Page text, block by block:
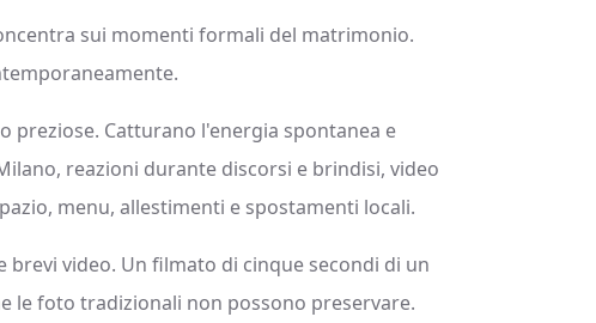
sui momenti formali del matrimonio.
preziose. Catturano l'energia spontanea e
reazioni durante discorsi e brindisi, video
menu, allestimenti e spostamenti locali.
video. Un filmato di cinque secondi di un
le foto tradizionali non possono preservare.